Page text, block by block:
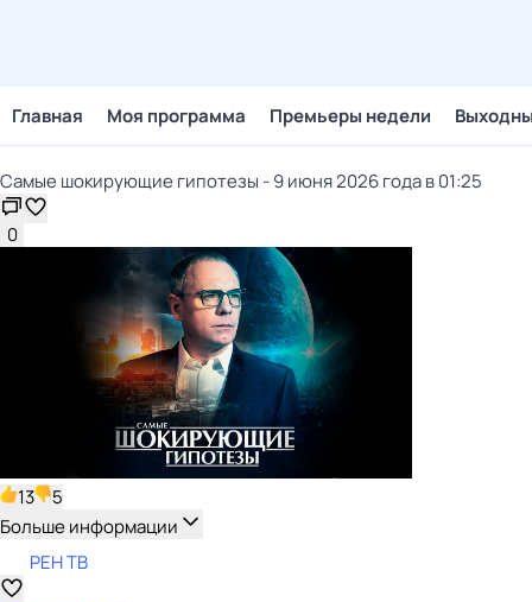
Главная Моя программа Премьеры недели
Самые шoкиpующие гипотезы - 9 июня 2026 года в 01:25
0
13
5
Больше информации
РЕН ТВ